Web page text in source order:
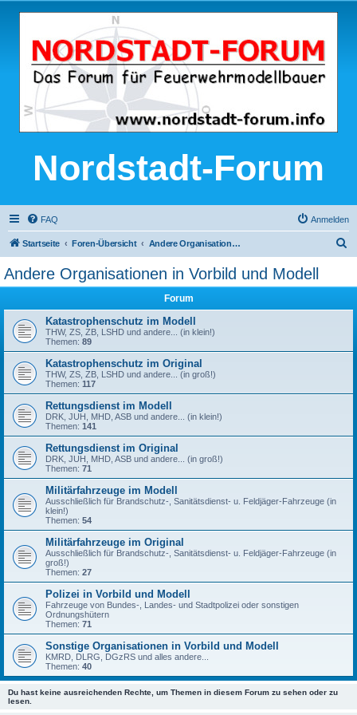
Nordstadt-Forum
FAQ Anmelden
Startseite Foren-Übersicht Andere Organisationen in Vorbild und Modell
Andere Organisationen in Vorbild und Modell
Forum
Katastrophenschutz im Modell
THW, ZS, ZB, LSHD und andere... (in klein!)
Themen: 89
Katastrophenschutz im Original
THW, ZS, ZB, LSHD und andere... (in groß!)
Themen: 117
Rettungsdienst im Modell
DRK, JUH, MHD, ASB und andere... (in klein!)
Themen: 141
Rettungsdienst im Original
DRK, JUH, MHD, ASB und andere... (in groß!)
Themen: 71
Militärfahrzeuge im Modell
Ausschließlich für Brandschutz-, Sanitätsdienst- u. Feldjäger-Fahrzeuge (in
klein!)
Themen: 54
Militärfahrzeuge im Original
Ausschließlich für Brandschutz-, Sanitätsdienst- u. Feldjäger-Fahrzeuge (in
groß!)
Themen: 27
Polizei in Vorbild und Modell
Fahrzeuge von Bundes-, Landes- und Stadtpolizei oder sonstigen
Ordnungshütern
Themen: 71
Sonstige Organisationen in Vorbild und Modell
KMRD, DLRG, DGzRS und alles andere...
Themen: 40
Du hast keine ausreichenden Rechte, um Themen in diesem Forum zu sehen oder zu
lesen.